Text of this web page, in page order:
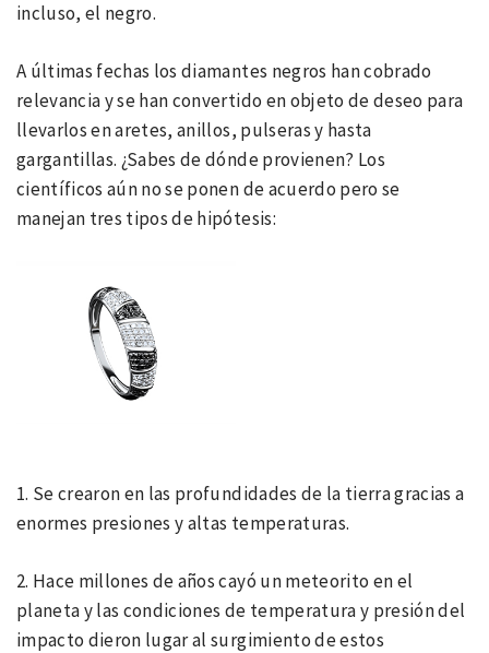
incluso, el negro.
A últimas fechas los diamantes negros han cobrado
relevancia y se han convertido en objeto de deseo para
llevarlos en aretes, anillos, pulseras y hasta
gargantillas. ¿Sabes de dónde provienen? Los
científicos aún no se ponen de acuerdo pero se
manejan tres tipos de hipótesis:
1. Se crearon en las profundidades de la tierra gracias a
enormes presiones y altas temperaturas.
2. Hace millones de años cayó un meteorito en el
planeta y las condiciones de temperatura y presión del
impacto dieron lugar al surgimiento de estos